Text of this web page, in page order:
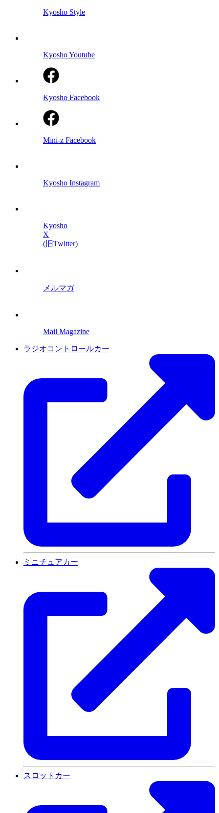
Kyosho Style
Kyosho Youtube
Kyosho Facebook
Mini-z Facebook
Kyosho Instagram
Kyosho
X
(旧Twitter)
メルマガ
Mail Magazine
ラジオコントロールカー
ミニチュアカー
スロットカー